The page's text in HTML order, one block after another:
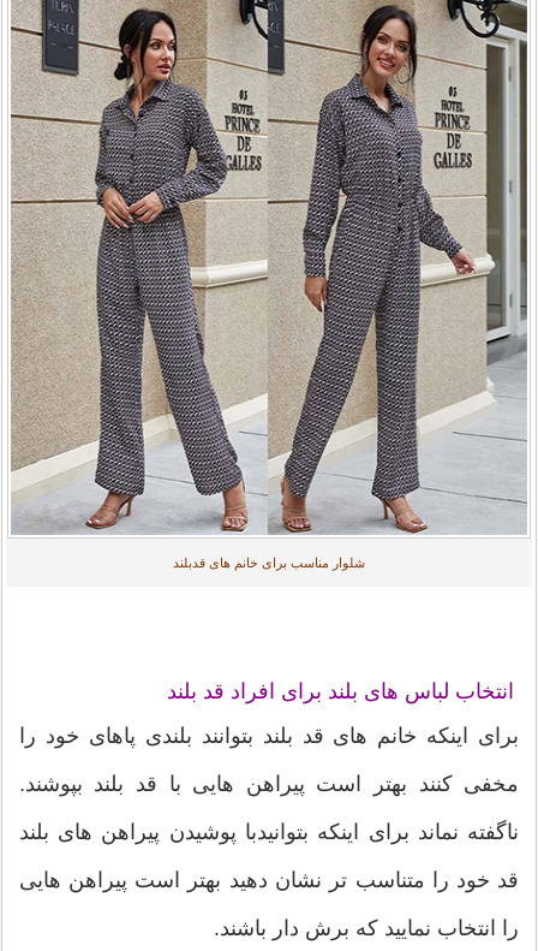
شلوار مناسب برای خانم های قدبلند
انتخاب لباس های بلند برای افراد قد بلند
برای اینکه خانم های قد بلند بتوانند بلندی پاهای خود را
مخفی کنند بهتر است پیراهن هایی با قد بلند بپوشند.
ناگفته نماند برای اینکه بتوانیدبا پوشیدن پیراهن های بلند
قد خود را متناسب تر نشان دهید بهتر است پیراهن هایی
را انتخاب نمایید که برش دار باشند.